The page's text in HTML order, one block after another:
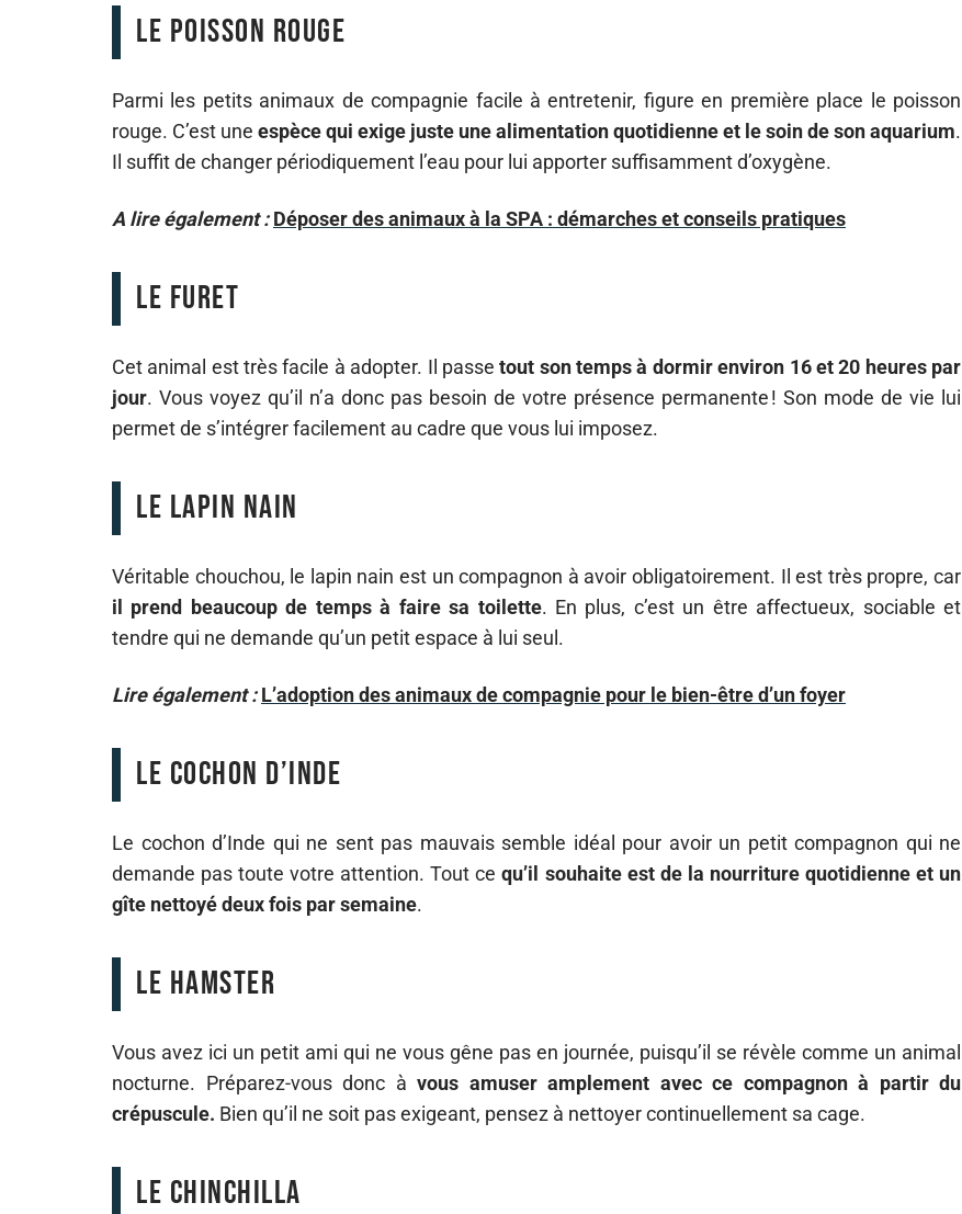
Le poisson rouge
Parmi les petits animaux de compagnie facile à entretenir, figure en première place le poisson
rouge. C’est une espèce qui exige juste une alimentation quotidienne et le soin de son aquarium.
Il suffit de changer périodiquement l’eau pour lui apporter suffisamment d’oxygène.
A lire également : Déposer des animaux à la SPA : démarches et conseils pratiques
Le furet
Cet animal est très facile à adopter. Il passetout son temps à dormir environ 16 et 20 heures par
jour. Vous voyez qu’il n’a donc pas besoin de votre présence permanente ! Son mode de vie lui
permet de s’intégrer facilement au cadre que vous lui imposez.
Le lapin nain
Véritable chouchou, le lapin nain est un compagnon à avoir obligatoirement. Il est très propre, car
il prend beaucoup de temps à faire sa toilette. En plus, c’est un être affectueux, sociable et
tendre qui ne demande qu’un petit espace à lui seul.
Lire également : L’adoption des animaux de compagnie pour le bien-être d’un foyer
Le cochon d’Inde
Le cochon d’Inde qui ne sent pas mauvais semble idéal pour avoir un petit compagnon qui ne
demande pas toute votre attention. Tout cequ’il souhaite est de la nourriture quotidienne et un
gîte nettoyé deux fois par semaine.
Le hamster
Vous avez ici un petit ami qui ne vous gêne pas en journée, puisqu’il se révèle comme un animal
nocturne. Préparez-vous donc à vous amuser amplement avec ce compagnon à partir du
crépuscule. Bien qu’il ne soit pas exigeant, pensez à nettoyer continuellement sa cage.
Le chinchilla